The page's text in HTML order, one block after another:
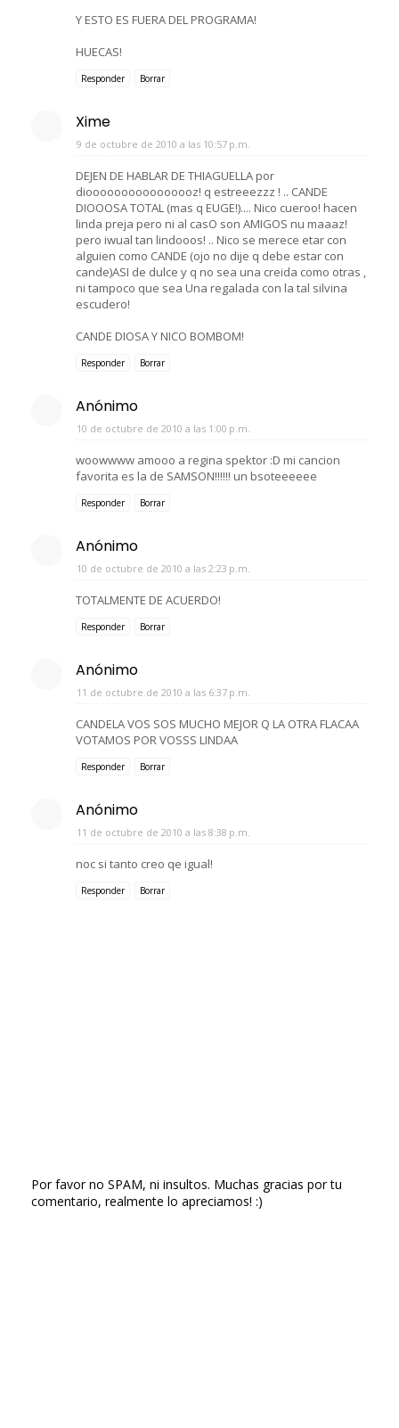
Y ESTO ES FUERA DEL PROGRAMA!
HUECAS!
Responder Borrar
Xime
9 de octubre de 2010 a las 10:57 p.m.
DEJEN DE HABLAR DE THIAGUELLA por
dioooooooooooooooz! q estreeezzz ! .. CANDE
DIOOOSA TOTAL (mas q EUGE!).... Nico cueroo! hacen
linda preja pero ni al casO son AMIGOS nu maaaz!
pero iwual tan lindooos! .. Nico se merece etar con
alguien como CANDE (ojo no dije q debe estar con
cande)ASI de dulce y q no sea una creida como otras ,
ni tampoco que sea Una regalada con la tal silvina
escudero!
CANDE DIOSA Y NICO BOMBOM!
Responder Borrar
Anónimo
10 de octubre de 2010 a las 1:00 p.m.
woowwww amooo a regina spektor :D mi cancion
favorita es la de SAMSON!!!!!! un bsoteeeeee
Responder Borrar
Anónimo
10 de octubre de 2010 a las 2:23 p.m.
TOTALMENTE DE ACUERDO!
Responder Borrar
Anónimo
11 de octubre de 2010 a las 6:37 p.m.
CANDELA VOS SOS MUCHO MEJOR Q LA OTRA FLACAA
VOTAMOS POR VOSSS LINDAA
Responder Borrar
Anónimo
11 de octubre de 2010 a las 8:38 p.m.
noc si tanto creo qe igual!
Responder Borrar
Por favor no SPAM, ni insultos. Muchas gracias por tu
comentario, realmente lo apreciamos! :)